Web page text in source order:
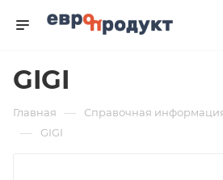
GIGI
Главная — Справочная
— GIGI